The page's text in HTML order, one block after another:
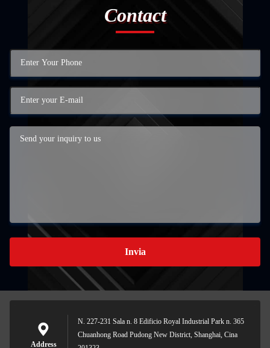
Contact
Invia
Address
N. 227-231 Sala n. 8 Edificio Royal Industrial Park n. 365
Chuanhong Road Pudong New District, Shanghai, Cina